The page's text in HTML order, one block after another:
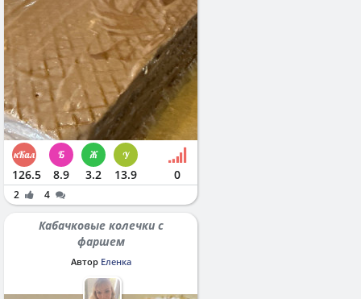
126.5 8.9 3.2 13.9 0
2 4
Кабачковые колечки с
фаршем
Автор Еленка